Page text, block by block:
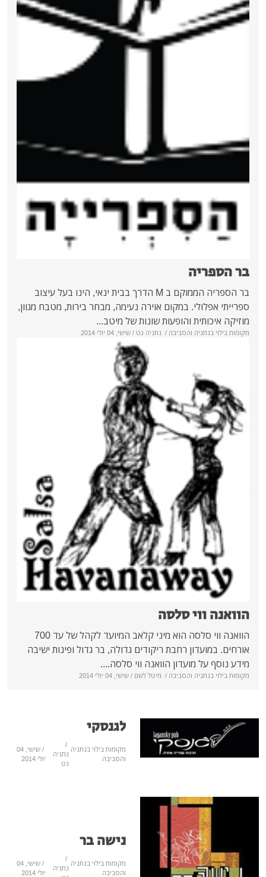
בר הספריה הממוקם ב M הדרך בבית ינאי, הינו בעל עיצוב
במקום אוירה נעימה, מבחר בירות, מטבח מגוון,
והופעות שונות של מיטב...
בנתניה והסביבה /נתניה נט/ שישי, 04 יולי 2014
ווי סלסה
הוואנה ווי סלסה הוא מיני קלאב המיועד לקהל של עד 700
רחבת ריקודים גדולה, בר גדול ופינות ישיבה
על מועדון הוואנה ווי סלסה....
בנתניה והסביבה /מיטל לשם/ שישי, 04 יולי 2014
לגנסקי
מקומות בילוי בנתניה
והסביבה
נתניה
נט
/ שישי, 04
נישה בר
מקומות בילוי בנתניה
והסביבה
נתניה
/ שישי, 04